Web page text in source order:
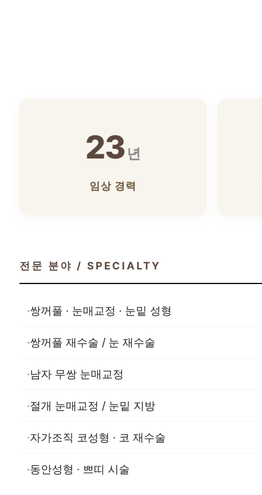
23 년
임상 경력
전문 분야 / SPECIALTY
쌍꺼풀 · 눈매교정 · 눈밑 성형
쌍꺼풀 재수술 / 눈 재수술
남자 무쌍 눈매교정
절개 눈매교정 / 눈밑 지방
자가조직 코성형 · 코 재수술
동안성형 · 쁘띠 시술